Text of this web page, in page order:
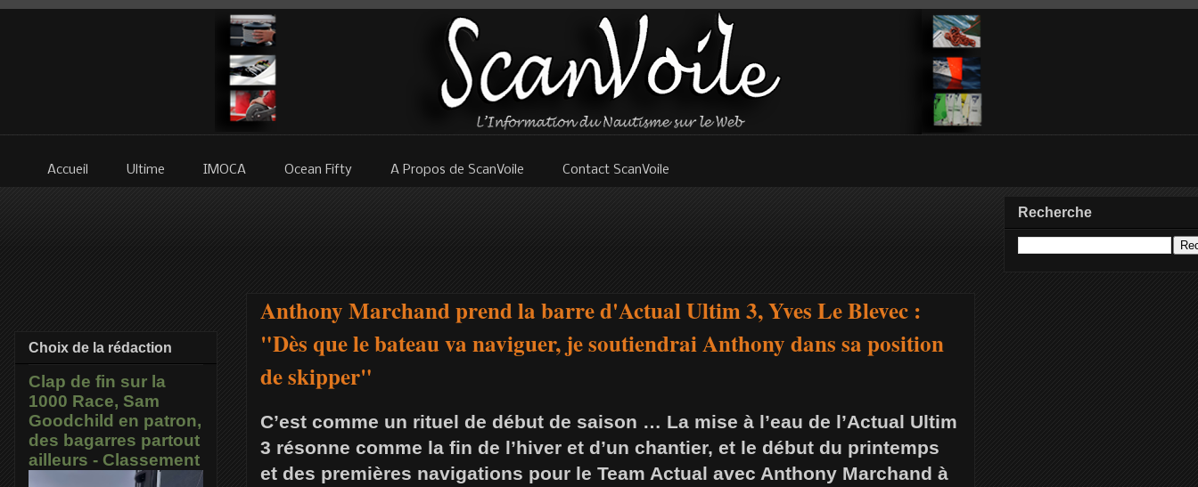
Accueil Ultime IMOCA Ocean Fifty A Propos de ScanVoile Contact ScanVoile
Anthony Marchand prend la barre d'Actual Ultim 3, Yves Le Blevec :
"Dès que le bateau va naviguer, je soutiendrai Anthony dans sa position
de skipper"
C’est comme un rituel de début de saison … La mise à l’eau de l’Actual Ultim
3 résonne comme la fin de l’hiver et d’un chantier, et le début du printemps
et des premières navigations pour le Team Actual avec Anthony Marchand à
Choix de la rédaction
Clap de fin sur la
1000 Race, Sam
Goodchild en patron,
des bagarres partout
ailleurs - Classement
Recherche